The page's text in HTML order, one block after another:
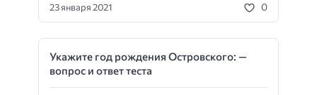
23 января 2021 0
Укажите год рождения Островского: —
вопрос и ответ теста